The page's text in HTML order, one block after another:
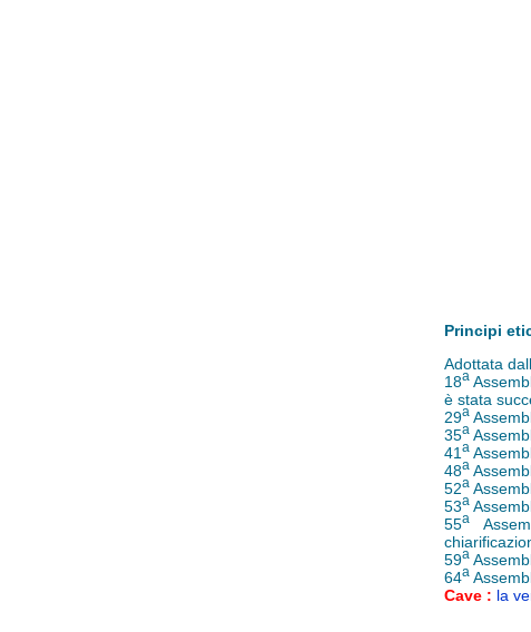
Principi
Adottata
18a
è stata
29a
35a
41a
48a
52a
53a
55a
59a
64a
Cave : la